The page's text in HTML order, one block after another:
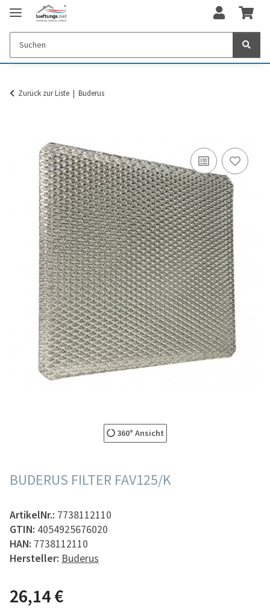
Zurück zur Liste Buderus
360° Ansicht
BUDERUS FILTER FAV125/K
ArtikelNr.: 7738112110
GTIN: 4054925676020
HAN: 7738112110
Hersteller: Buderus
26,14 €